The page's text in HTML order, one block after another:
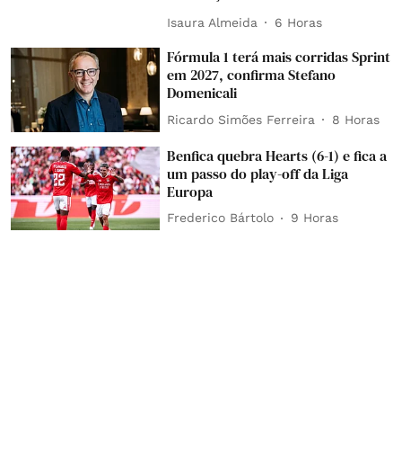
Isaura Almeida 6 Horas
Fórmula 1 terá mais corridas Sprint
em 2027, confirma Stefano
Domenicali
Ricardo Simões Ferreira 8 Horas
Benfica quebra Hearts (6-1) e fica a
um passo do play-off da Liga
Europa
Frederico Bártolo 9 Horas